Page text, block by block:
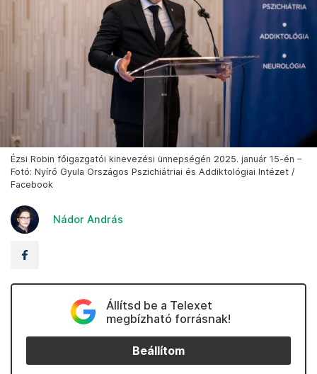
Ézsi Robin főigazgatói kinevezési ünnepségén 2025. január 15-én –
Fotó: Nyírő Gyula Országos Pszichiátriai és Addiktológiai Intézet /
Facebook
Nádor András
Állítsd be a Telexet
megbízható forrásnak!
Beállítom